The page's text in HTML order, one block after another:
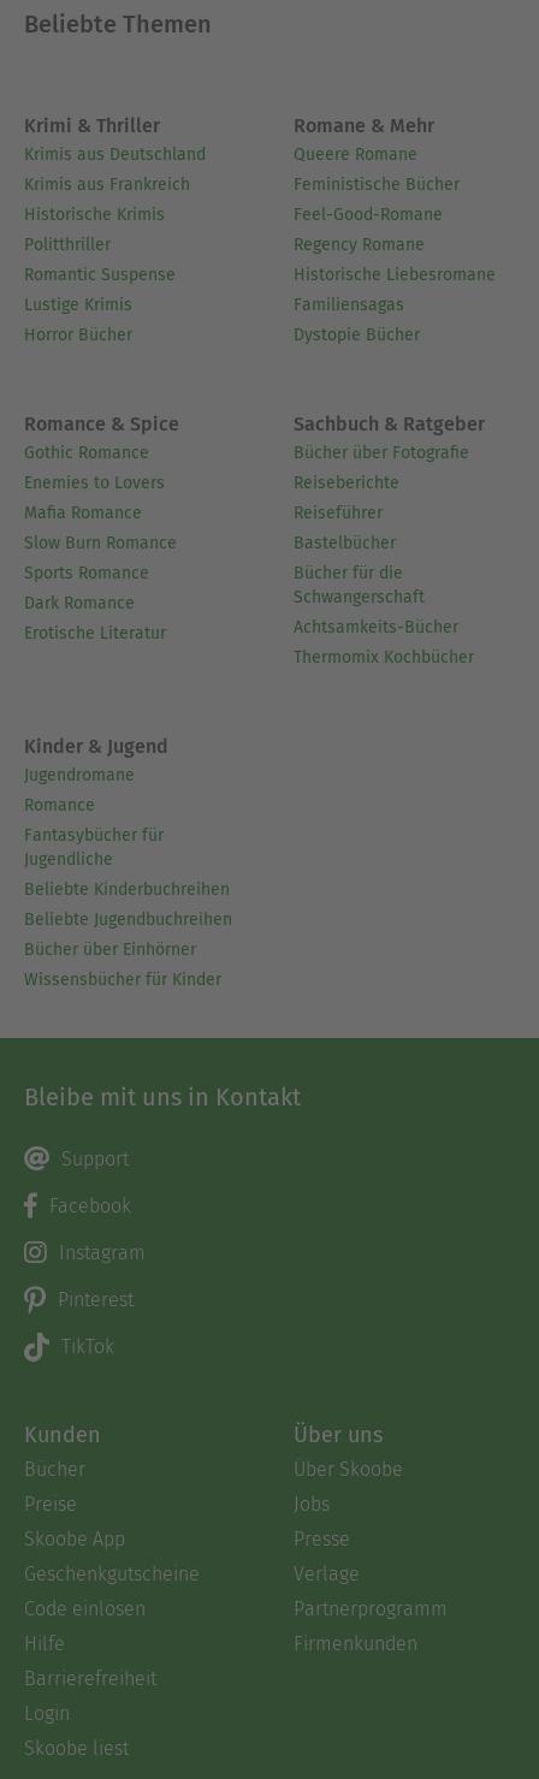
Beliebte Themen
Krimi & Thriller
Krimis aus Deutschland
Krimis aus Frankreich
Historische Krimis
Politthriller
Romantic Suspense
Lustige Krimis
Horror Bücher
Romane & Mehr
Queere Romane
Feministische Bücher
Feel-Good-Romane
Regency Romane
Historische Liebesromane
Familiensagas
Dystopie Bücher
Romance & Spice
Gothic Romance
Enemies to Lovers
Mafia Romance
Slow Burn Romance
Sports Romance
Dark Romance
Erotische Literatur
Sachbuch & Ratgeber
Bücher über Fotografie
Reiseberichte
Reiseführer
Bastelbücher
Bücher für die
Schwangerschaft
Achtsamkeits-Bücher
Thermomix Kochbücher
Kinder & Jugend
Jugendromane
Romance
Fantasybücher für
Jugendliche
Beliebte Kinderbuchreihen
Beliebte Jugendbuchreihen
Bücher über Einhörner
Wissensbücher für Kinder
Bleibe mit uns in Kontakt
Support
Facebook
Instagram
Pinterest
TikTok
Kunden
Bücher
Preise
Skoobe App
Geschenkgutscheine
Code einlösen
Hilfe
Barrierefreiheit
Login
Skoobe liest
Über uns
Über Skoobe
Jobs
Presse
Verlage
Partnerprogramm
Firmenkunden